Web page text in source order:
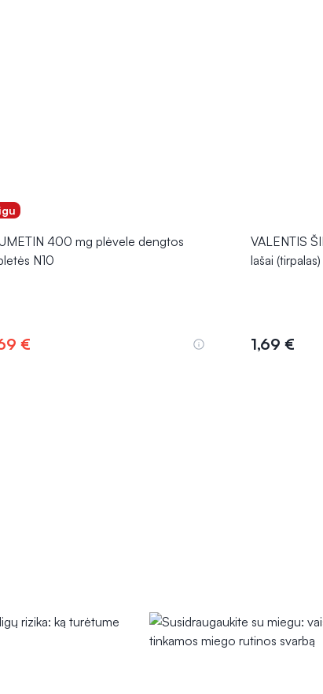
400 mg plėvele dengtos
N10
€
VALENTIS
lašai
1,69 €